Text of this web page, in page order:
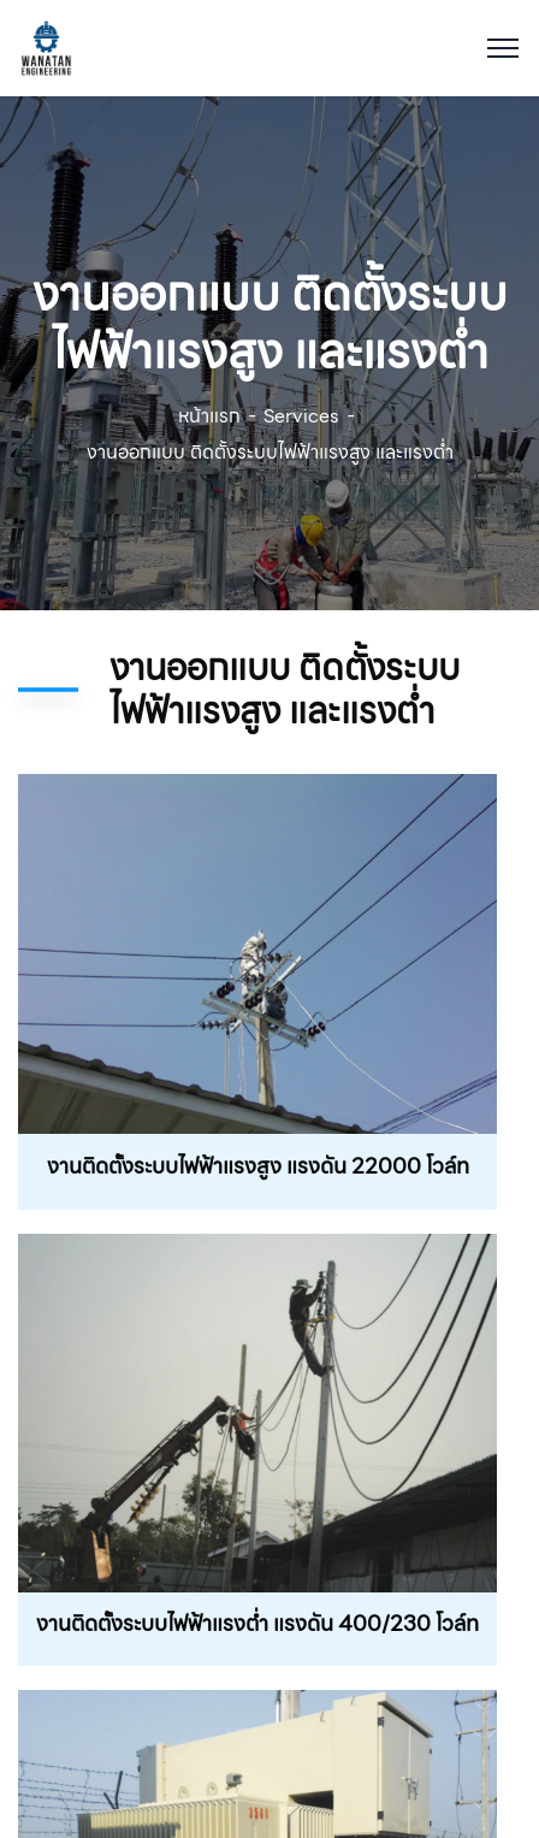
งานออกแบบ ติดตั้งระบบ
ไฟฟ้าแรงสูง และแรงต่ำ
หน้าแรก
Services
งานออกแบบ ติดตั้งระบบไฟฟ้าแรงสูง และแรงต่ำ
งานออกแบบ ติดตั้งระบบ
ไฟฟ้าแรงสูง และแรงต่ำ
งานติดตั้งระบบไฟฟ้าแรงสูง แรงดัน 22000 โวล์ท
งานติดตั้งระบบไฟฟ้าแรงต่ํา แรงดัน 400/230 โวล์ท